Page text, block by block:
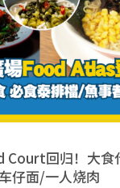
Court回归！大食
仔面/一人烧肉